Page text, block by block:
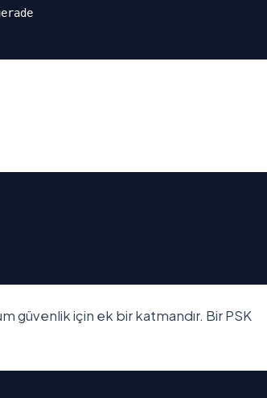
güvenlik için ek bir katmandır. Bir PSK